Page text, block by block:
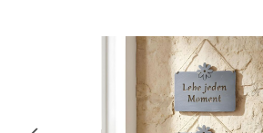
Bildergalerie überspringen